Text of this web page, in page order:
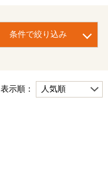
条件で絞り込み
表示順：